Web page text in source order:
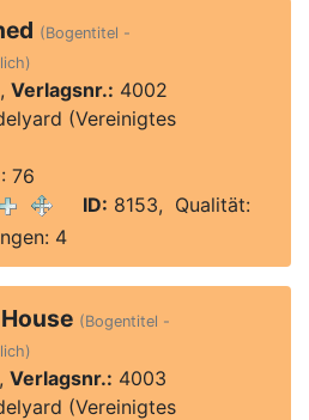
(Bogentitel -
, Verlagsnr.: 4002
(Vereinigtes
76
ID: 8153, Qualität:
4
(Bogentitel -
, Verlagsnr.: 4003
(Vereinigtes